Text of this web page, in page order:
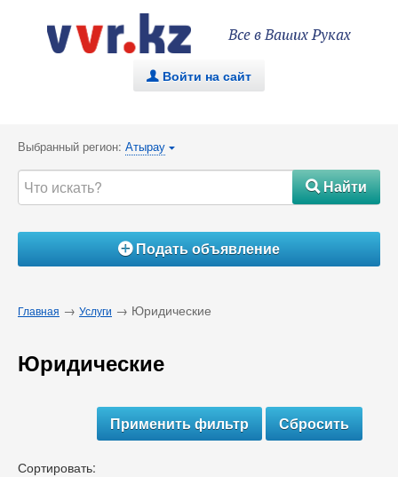
Все в Ваших Руках
. Войти на сайт
Выбранный регион: Атырау {
#Найти
ÁПодать объявление
Главная → Услуги → Юридические
Юридические
Сортировать: